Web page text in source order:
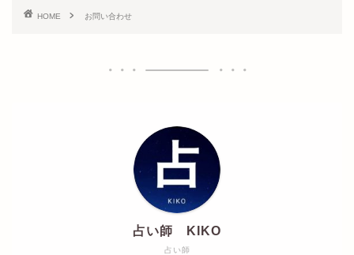
HOME お問い合わせ
占い師
占い師 KIKO